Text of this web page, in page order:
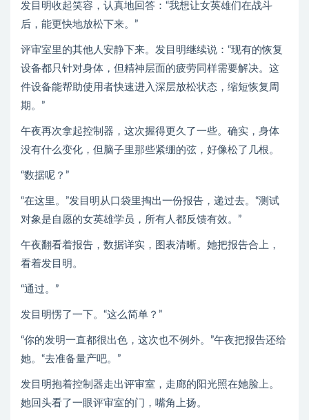
发目明收起笑容，认真地回答：“我想让女英雄们在战斗
后，能更快地放松下来。”
评审室里的其他人安静下来。发目明继续说：“现有的恢复
设备都只针对身体，但精神层面的疲劳同样需要解决。这
件设备能帮助使用者快速进入深层放松状态，缩短恢复周
期。”
午夜再次拿起控制器，这次握得更久了一些。确实，身体
没有什么变化，但脑子里那些紧绷的弦，好像松了几根。
“数据呢？”
“在这里。”发目明从口袋里掏出一份报告，递过去。“测试
对象是自愿的女英雄学员，所有人都反馈有效。”
午夜翻看着报告，数据详实，图表清晰。她把报告合上，
看着发目明。
“通过。”
发目明愣了一下。“这么简单？”
“你的发明一直都很出色，这次也不例外。”午夜把报告还给
她。“去准备量产吧。”
发目明抱着控制器走出评审室，走廊的阳光照在她脸上。
她回头看了一眼评审室的门，嘴角上扬。